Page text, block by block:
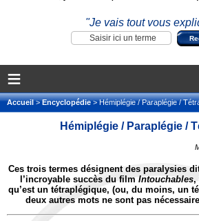
"Je vais tout vous
≡
Accueil>Encyclopédie> Hémiplégie / Paraplégie /
Hémiplégie / Paraplégie /
Ces trois termes désignent des paralysies
l’incroyable succès du film Intouchables,
qu’est un tétraplégique, (ou, du moins, un
deux autres mots ne sont pas